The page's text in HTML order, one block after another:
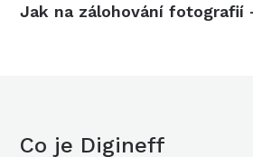
Jak na zálohování fotografií
Co je Digineff